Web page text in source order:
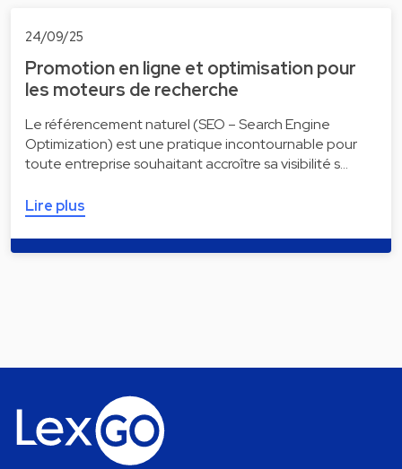
24/09/25
Promotion en ligne et optimisation pour
les moteurs de recherche
Le référencement naturel (SEO – Search Engine
Optimization) est une pratique incontournable pour
toute entreprise souhaitant accroître sa visibilité s…
Lire plus